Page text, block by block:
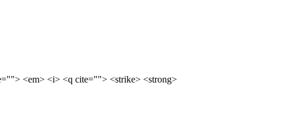
<em> <i> <q cite=""> <strike> <strong>